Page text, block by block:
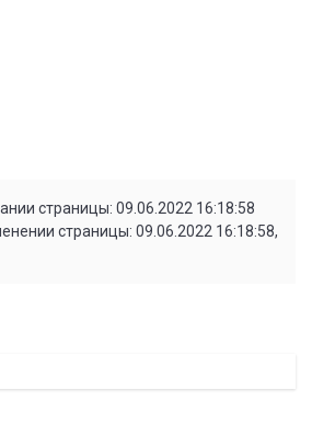
страницы: 09.06.2022 16:18:58
страницы: 09.06.2022 16:18:58,